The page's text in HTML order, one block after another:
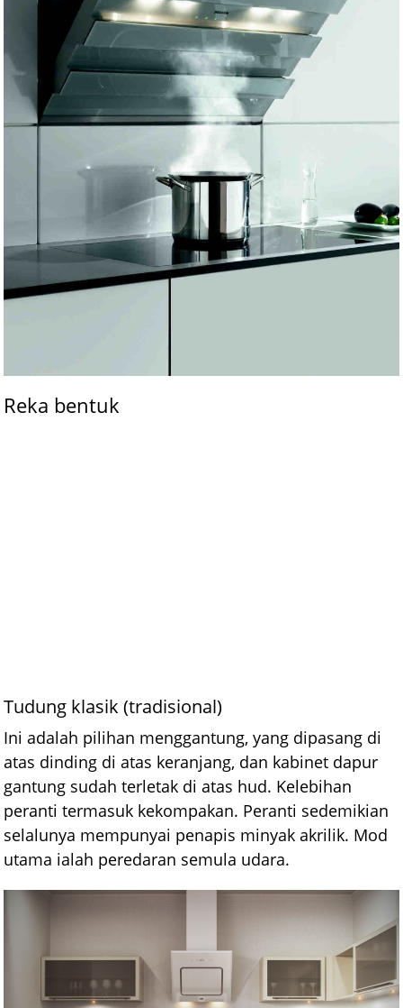
Reka bentuk
Tudung klasik (tradisional)
Ini adalah pilihan menggantung, yang dipasang di
atas dinding di atas keranjang, dan kabinet dapur
gantung sudah terletak di atas hud. Kelebihan
peranti termasuk kekompakan. Peranti sedemikian
selalunya mempunyai penapis minyak akrilik. Mod
utama ialah peredaran semula udara.